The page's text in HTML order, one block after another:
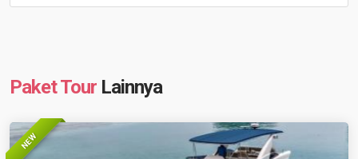
Paket Tour Lainnya
NEW